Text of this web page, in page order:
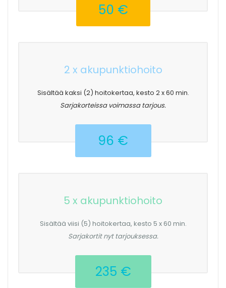
50 €
2 x akupunktiohoito
Sisältää kaksi (2) hoitokertaa, kesto 2 x 60 min.
Sarjakorteissa voimassa tarjous.
96 €
5 x akupunktiohoito
Sisältää viisi (5) hoitokertaa, kesto 5 x 60 min.
Sarjakortit nyt tarjouksessa.
235 €